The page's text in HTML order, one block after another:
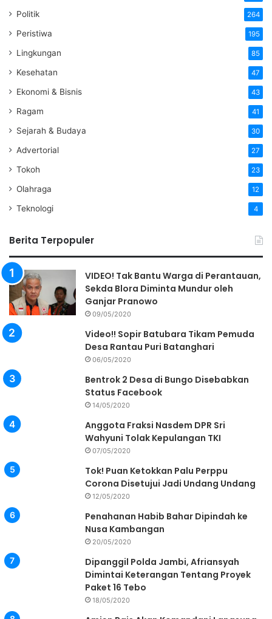
Politik 264
Peristiwa 195
Lingkungan 85
Kesehatan 47
Ekonomi & Bisnis 43
Ragam 41
Sejarah & Budaya 30
Advertorial 27
Tokoh 23
Olahraga 12
Teknologi 4
Berita Terpopuler
VIDEO! Tak Bantu Warga di Perantauan,
Sekda Blora Diminta Mundur oleh
Ganjar Pranowo
09/05/2020
Video!! Sopir Batubara Tikam Pemuda
Desa Rantau Puri Batanghari
06/05/2020
Bentrok 2 Desa di Bungo Disebabkan
Status Facebook
14/05/2020
Anggota Fraksi Nasdem DPR Sri
Wahyuni Tolak Kepulangan TKI
07/05/2020
Tok! Puan Ketokkan Palu Perppu
Corona Disetujui Jadi Undang Undang
12/05/2020
Penahanan Habib Bahar Dipindah ke
Nusa Kambangan
20/05/2020
Dipanggil Polda Jambi, Afriansyah
Dimintai Keterangan Tentang Proyek
Paket 16 Tebo
18/05/2020